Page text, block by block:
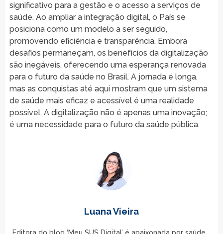
significativo para a gestão e o acesso a serviços de
saúde. Ao ampliar a integração digital, o País se
posiciona como um modelo a ser seguido,
promovendo eficiência e transparência. Embora
desafios permaneçam, os benefícios da digitalização
são inegáveis, oferecendo uma esperança renovada
para o futuro da saúde no Brasil. A jornada é longa,
mas as conquistas até aqui mostram que um sistema
de saúde mais eficaz e acessível é uma realidade
possível. A digitalização não é apenas uma inovação;
é uma necessidade para o futuro da saúde pública.
Luana Vieira
Editora do blog ‘Meu SUS Digital’ é apaixonada por saúde